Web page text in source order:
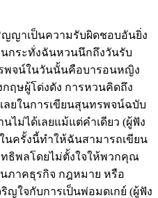
ญาเป็นความรับผิดชอบอันยิ่ง
กระทั่งฉันหวนนึกถึงวันรับ
พจน์ในวันนั้นคือบารอนหญิง
ฤษผู้โด่งดัง การหวนคิดถึง
ยในการเขียนสุนทรพจน์ฉบับ
ไม่ได้เลยแม้แต่คำเดียว (ผู้ฟัง
นครั้งนี้ทำให้ฉันสามารถเขียน
ทธิพลโดยไม่ตั้งใจให้พวกคุณ
ภาคธุรกิจ กฎหมาย หรือ
ริญใจกับการเป็นพ่อมดเกย์ (ผู้ฟัง